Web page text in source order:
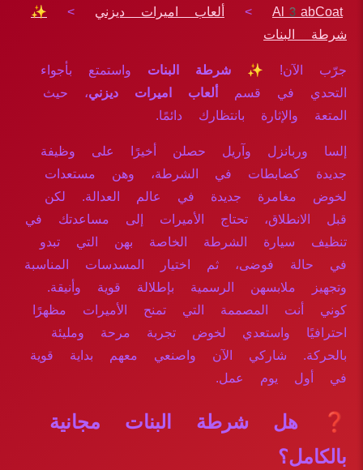
Al3abCoat
> ألعاب اميرات ديزني >
✨
شرطة البنات
جرّب الآن! ✨ شرطة البنات واستمتع بأجواء
التحدي في قسم
ألعاب اميرات ديزني، حيث
المتعة والإثارة بانتظارك دائمًا.
إلسا وربانزل وآريل حصلن أخيرًا على وظيفة
جديدة كضابطات في الشرطة، وهن مستعدات
لخوض مغامرة جديدة في عالم العدالة. لكن
قبل الانطلاق، تحتاج الأميرات إلى مساعدتك في
تنظيف سيارة الشرطة الخاصة بهن التي تبدو
في حالة فوضى، ثم اختيار المسدسات المناسبة
وتجهيز ملابسهن الرسمية بإطلالة قوية وأنيقة.
كوني أنت المصممة التي تمنح الأميرات مظهرًا
احترافيًا واستعدي لخوض تجربة مرحة ومليئة
بالحركة. شاركي الآن واصنعي معهم بداية قوية
في أول يوم عمل.
❓ هل شرطة البنات مجانية
بالكامل؟